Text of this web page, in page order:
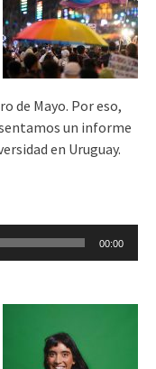
de Mayo. Por eso,
un informe
en Uruguay.
00:00